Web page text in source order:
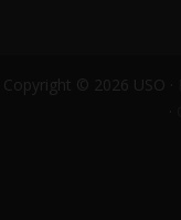
Copyright © 2026 USO ·